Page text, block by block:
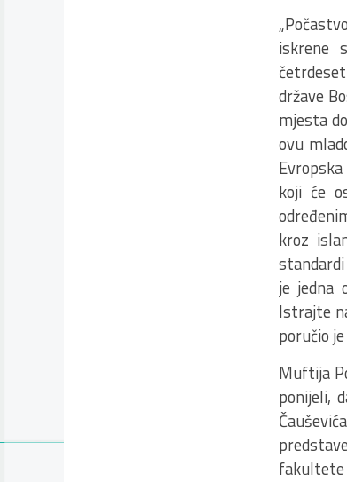
iskrene
države
mjesta
ovu
koji će
kroz
je jedna
Istrajte
poručio
Muftija
ponijeli,
fakultete